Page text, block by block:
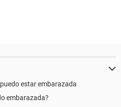
estar embarazada
embarazada?